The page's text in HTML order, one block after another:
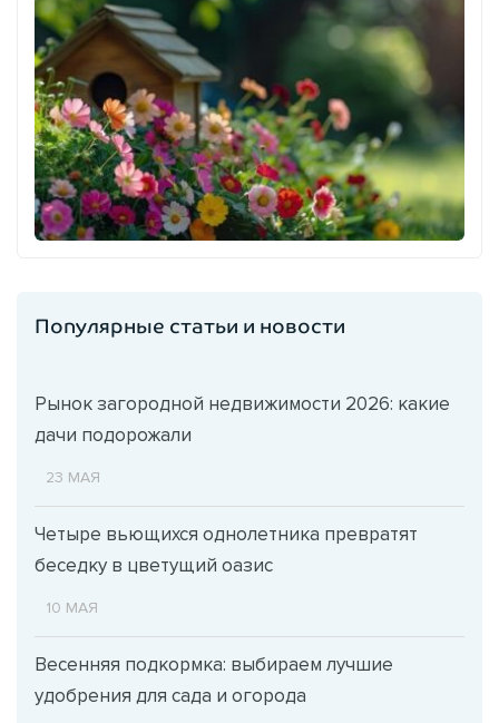
Популярные статьи и новости
Рынок загородной недвижимости 2026: какие
дачи подорожали
23 МАЯ
Четыре вьющихся однолетника превратят
беседку в цветущий оазис
10 МАЯ
Весенняя подкормка: выбираем лучшие
удобрения для сада и огорода